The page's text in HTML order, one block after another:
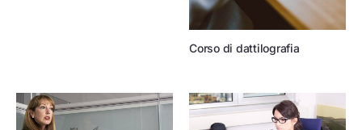
Corso di dattilografia